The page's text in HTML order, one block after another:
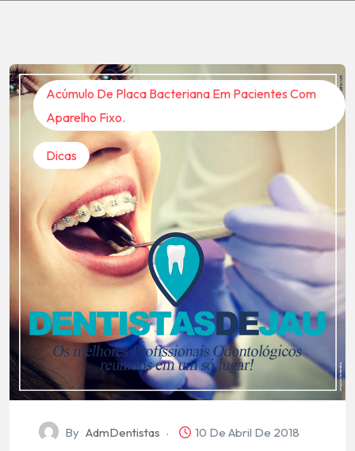
Acúmulo De Placa Bacteriana Em Pacientes Com
Aparelho Fixo.
Dicas
By AdmDentistas 10 De Abril De 2018